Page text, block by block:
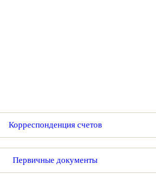
вам на почту письмо с льготным
Корреспонденция счетов
Первичные документы